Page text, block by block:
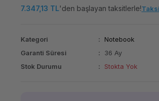
7.347,13 TL'den başlayan taksitlerle!
Kategori
Notebook
Garanti Süresi
36 Ay
Stok Durumu
Stokta Yok